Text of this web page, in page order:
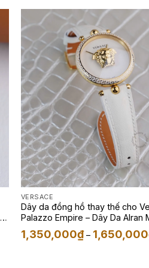
VERSACE
Dây da đồng hồ thay thế cho
Palazzo Empire – Dây Da Alran
1,350,000₫ – 1,650,000